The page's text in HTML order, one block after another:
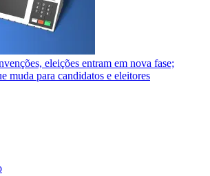
eleições entram em nova fase;
muda para candidatos e eleitores